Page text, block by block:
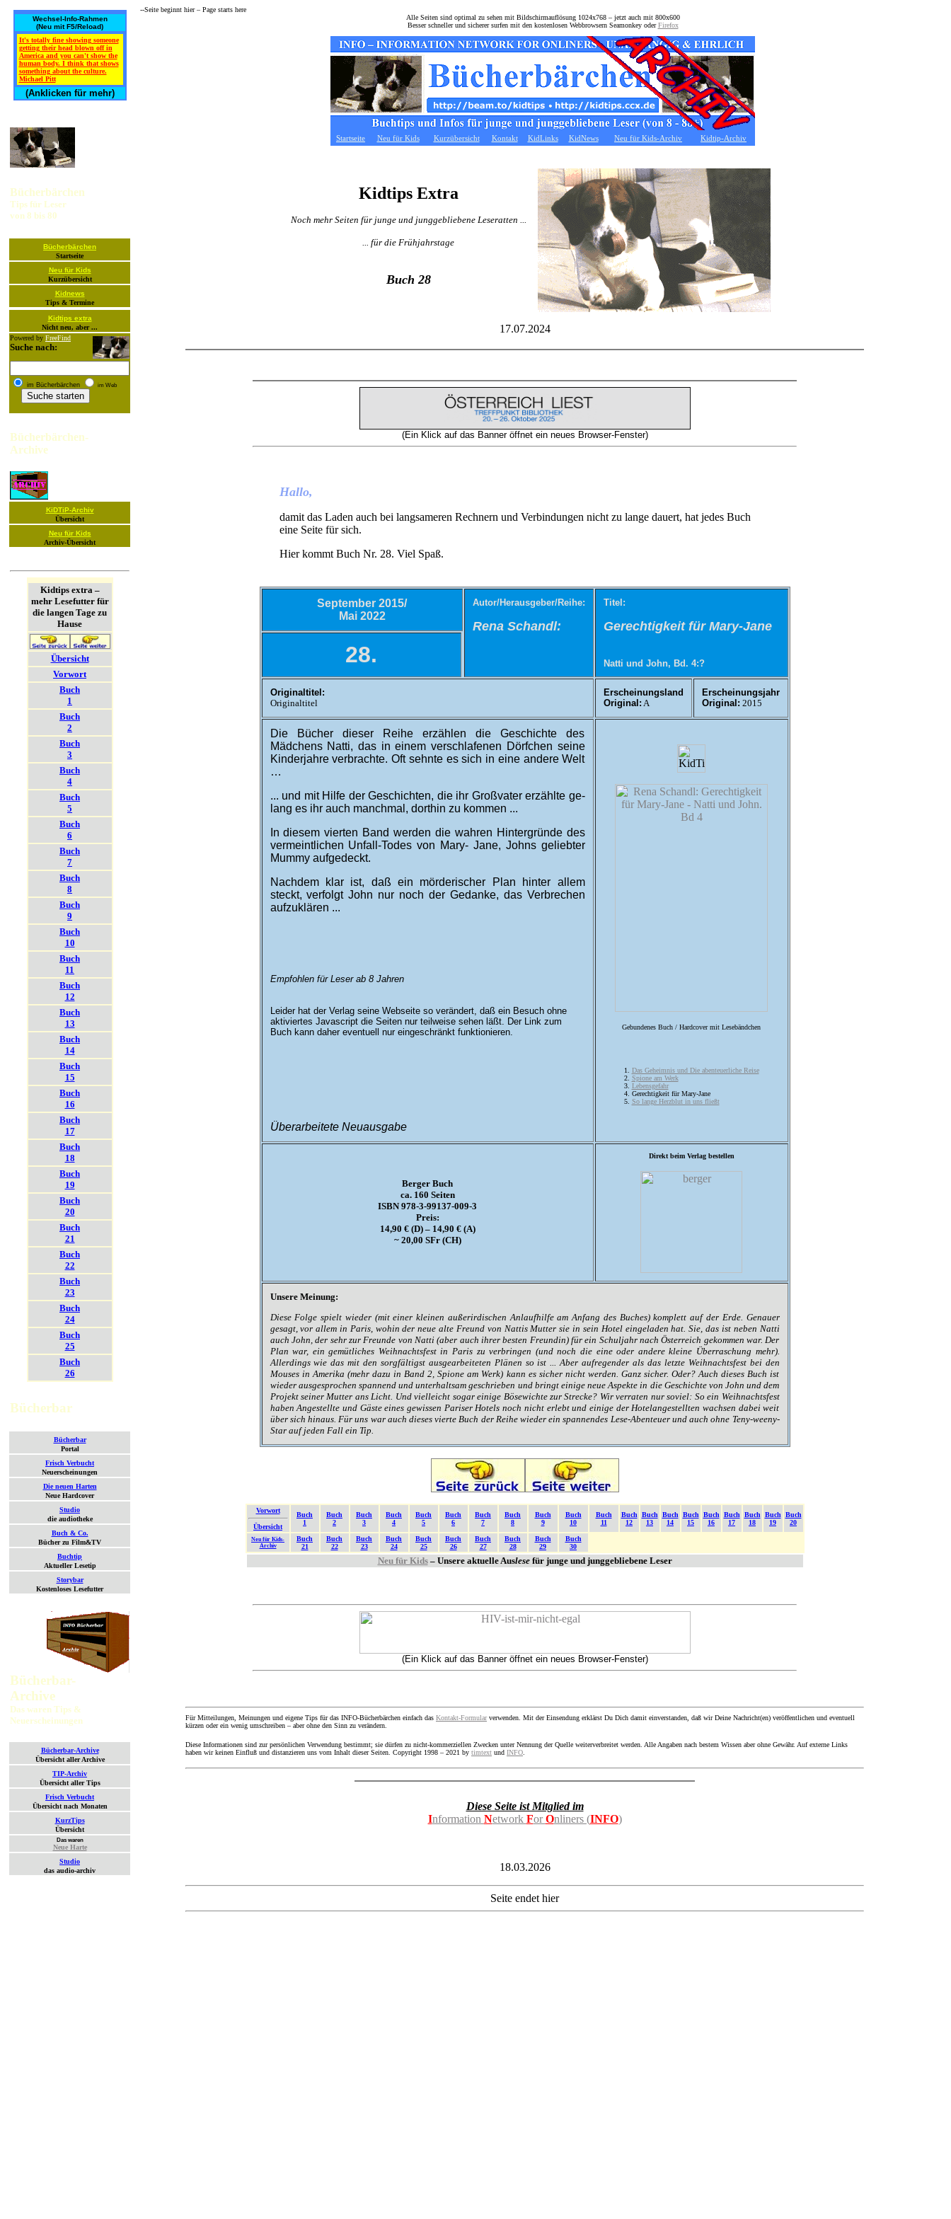
Wechsel-Info-Rahmen
(Neu mit F5/Reload)
It's totally fine showing someone
getting their head blown off in
America and you can't show the
human body. I think that shows
something about the culture.
Michael Pitt
(Anklicken für mehr)
Bücherbärchen
Tips für Leser
von 8 bis 80
Bücherbärchen
Startseite
Neu für Kids
Kurzübersicht
Kidnews
Tips & Termine
Kidtips extra
Nicht neu, aber ...
Powered by FreeFind
Suche nach:
im Bücherbärchen im Web
Bücherbärchen-
Archive
KiDTiP-Archiv
Übersicht
Neu für Kids
Archiv-Übersicht
Kidtips extra –
mehr Lesefutter für
die langen Tage zu
Hause
Übersicht
Vorwort
Buch
1
Buch
2
Buch
3
Buch
4
Buch
5
Buch
6
Buch
7
Buch
8
Buch
9
Buch
10
Buch
11
Buch
12
Buch
13
Buch
14
Buch
15
Buch
16
Buch
17
Buch
18
Buch
19
Buch
20
Buch
21
Buch
22
Buch
23
Buch
24
Buch
25
Buch
26
Bücherbar
Bücherbar
Portal
Frisch Verbucht
Neuerscheinungen
Die neuen Harten
Neue Hardcover
Studio
die audiotheke
Buch & Co.
Bücher zu Film&TV
Buchtip
Aktueller Lesetip
Storybar
Kostenloses Lesefutter
Bücherbar-
Archive
Das waren Tips &
Neuerscheinungen
Bücherbar-Archive
Übersicht aller Archive
TIP-Archiv
Übersicht aller Tips
Frisch Verbucht
Übersicht nach Monaten
KurzTips
Übersicht
Das waren
Neue Harte
Studio
das audio-archiv
--Seite beginnt hier – Page starts here­
Alle Seiten sind optimal zu sehen mit Bildschirmauflösung 1024x768 – jetzt auch mit 800x600
Besser schneller und sicherer surfen mit den kostenlosen Webbrowsern Seamonkey oderFirefox
Startseite Neu für Kids Kurzübersicht Kontakt KidLinks KidNews Neu für Kids-Archiv Kidtip-Archiv
Kidtips Extra
Noch mehr Seiten für junge und junggebliebene Leseratten ...
... für die Frühjahrstage
Buch 28
17.07.2024
(Ein Klick auf das Banner öffnet ein neues Browser-Fenster)
Hallo,
damit das Laden auch bei langsameren Rechnern und Verbindungen nicht zu lange dauert, hat jedes Buch
eine Seite für sich.
Hier kommt Buch Nr. 28. Viel Spaß.
September 2015/
Mai 2022
Autor/Herausgeber/Reihe:
Rena Schandl:
Titel:
Gerechtigkeit für Mary-Jane
Natti und John, Bd. 4:?
28.
Originaltitel:
Originaltitel
Erscheinungsland
Original: A
Erscheinungsjahr
Original: 2015
Die Bücher dieser Reihe erzählen die Geschichte des
Mädchens Natti, das in einem ver­schlafenen Dörf­chen seine
Kinder­jahre ver­brachte. Oft sehnte es sich in eine an­dere Welt
…
... und mit Hilfe der Ge­schichten, die ihr Groß­vater er­zählte ge­
lang es ihr auch manch­mal, dort­hin zu kommen ...
In diesem vierten Band werden die wahren Hinter­gründe des
ver­meint­lichen Un­fall-Todes von Mary- Jane, Johns ge­liebter
Mummy auf­ge­deckt.
Nach­dem klar ist, daß ein mör­derischer Plan hinter allem
steckt, ver­folgt John nur noch der Ge­danke, das Ver­brechen
auf­zu­klären ...
Empfohlen für Leser ab 8 Jahren
Leider hat der Verlag seine Webseite so verändert, daß ein Besuch ohne
aktiviertes Javascript die Seiten nur teilweise sehen läßt. Der Link zum
Buch kann daher eventuell nur ein­geschränkt funktionieren.
Überarbeitete Neuausgabe
Gebundenes Buch / Hardcover mit Lesebändchen
Das Geheimnis und Die abenteuerliche Reise
Spione am Werk
Lebensgefahr
Gerechtigkeit für Mary-Jane
So lange Herzblut in uns fließt
Berger Buch
ca. 160 Seiten
ISBN 978-3-99137-009-3
Preis:
14,90 € (D) – 14,90 € (A)
~ 20,00 SFr (CH)
Direkt beim Verlag bestellen
Unsere Meinung:
Diese Folge spielt wieder (mit einer kleinen außerirdischen Anlaufhilfe am Anfang des Buches) komplett auf der Erde. Genauer
gesagt, vor allem in Paris, wohin der neue alte Freund von Nattis Mutter sie in sein Hotel eingeladen hat. Sie, das ist neben Natti
auch John, der sehr zur Freunde von Natti (aber auch ihrer besten Freundin) für ein Schuljahr nach Österreich gekommen war. Der
Plan war, ein gemütliches Weihnachtsfest in Paris zu verbringen (und noch die eine oder andere kleine Überraschung mehr).
Allerdings wie das mit den sorgfältigst ausgearbeiteten Plänen so ist ... Aber aufregender als das letzte Weihnachtsfest bei den
Mouses in Amerika (mehr dazu in Band 2, Spione am Werk) kann es sicher nicht werden. Ganz sicher. Oder? Auch dieses Buch ist
wieder ausgesprochen spannend und unterhaltsam geschrieben und bringt einige neue Aspekte in die Geschichte von John und dem
Projekt seiner Mutter ans Licht. Und vielleicht sogar einige Bösewichte zur Strecke? Wir verraten nur soviel: So ein Weihnachtsfest
haben Angestellte und Gäste eines gewissen Pariser Hotels noch nicht erlebt und einige der Hotelangestellten wachsen dabei weit
über sich hinaus. Für uns war auch dieses vierte Buch der Reihe wieder ein spannendes Lese-Abenteuer und auch ohne Teny-weeny-
Star auf jeden Fall ein Tip.
Vorwort
Übersicht
Buch
1
Buch
2
Buch
3
Buch
4
Buch
5
Buch
6
Buch
7
Buch
8
Buch
9
Buch
10
Buch
11
Buch
12
Buch
13
Buch
14
Buch
15
Buch
16
Buch
17
Buch
18
Buch
19
Buch
20
Neu für Kids-
Archiv
Buch
21
Buch
22
Buch
23
Buch
24
Buch
25
Buch
26
Buch
27
Buch
28
Buch
29
Buch
30
Neu für Kids– Unsere aktuelle Auslesefür junge und junggebliebene Leser
(Ein Klick auf das Banner öffnet ein neues Browser-Fenster)
Für Mitteilungen, Meinungen und eigene Tips für das INFO-Bücherbärchen einfach das Kontakt-Formularverwenden. Mit der Einsendung erklärst Du Dich damit einverstanden, daß wir Deine Nachricht(en) veröffentlichen und eventuell
kürzen oder ein wenig umschreiben – aber ohne den Sinn zu verändern.
Diese Informationen sind zur persönlichen Verwendung bestimmt; sie dürfen zu nicht-kommerziellen Zwecken unter Nennung der Quelle weiterverbreitet werden. Alle Angaben nach bestem Wissen aber ohne Gewähr. Auf externe Links
haben wir keinen Einfluß und distanzieren uns vom Inhalt dieser Seiten. Copyright 1998 – 2021 by timtext und INFO
Diese Seite ist Mitglied im
Information Network For Onliners (INFO)
18.03.2026
Seite endet hier